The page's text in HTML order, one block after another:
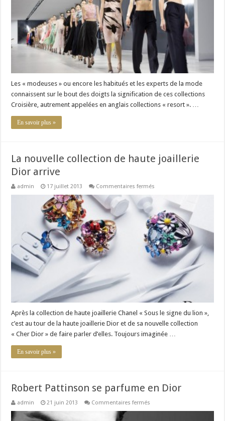
Les « modeuses » ou encore les habitués et les experts de la mode
connaissent sur le bout des doigts la signification de ces collections
Croisière, autrement appelées en anglais collections « resort ». …
En savoir plus »
La nouvelle collection de haute joaillerie
Dior arrive
admin 17 juillet 2013 Commentaires fermés
collection
de
haute
joaillerie
Dior
arrive
Après la collection de haute joaillerie Chanel « Sous le signe du lion »,
c’est au tour de la haute joaillerie Dior et de sa nouvelle collection
« Cher Dior » de faire parler d’elles. Toujours imaginée …
En savoir plus »
Robert Pattinson se parfume en Dior
admin 21 juin 2013 Commentaires fermés